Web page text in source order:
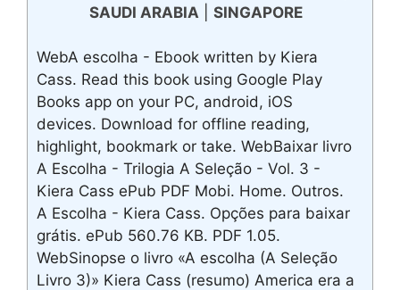
SAUDI ARABIA
SINGAPORE
WebA escolha - Ebook written by Kiera
Cass. Read this book using Google Play
Books app on your PC, android, iOS
devices. Download for offline reading,
highlight, bookmark or take. WebBaixar livro
A Escolha - Trilogia A Seleção - Vol. 3 -
Kiera Cass ePub PDF Mobi. Home. Outros.
A Escolha - Kiera Cass. Opções para baixar
grátis. ePub 560.76 KB. PDF 1.05.
WebSinopse o livro «A escolha (A Seleção
Livro 3)» Kiera Cass (resumo) America era a